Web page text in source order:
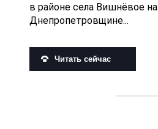
в районе села Вишнёвое на
Днепропетровщине...
Читать сейчас